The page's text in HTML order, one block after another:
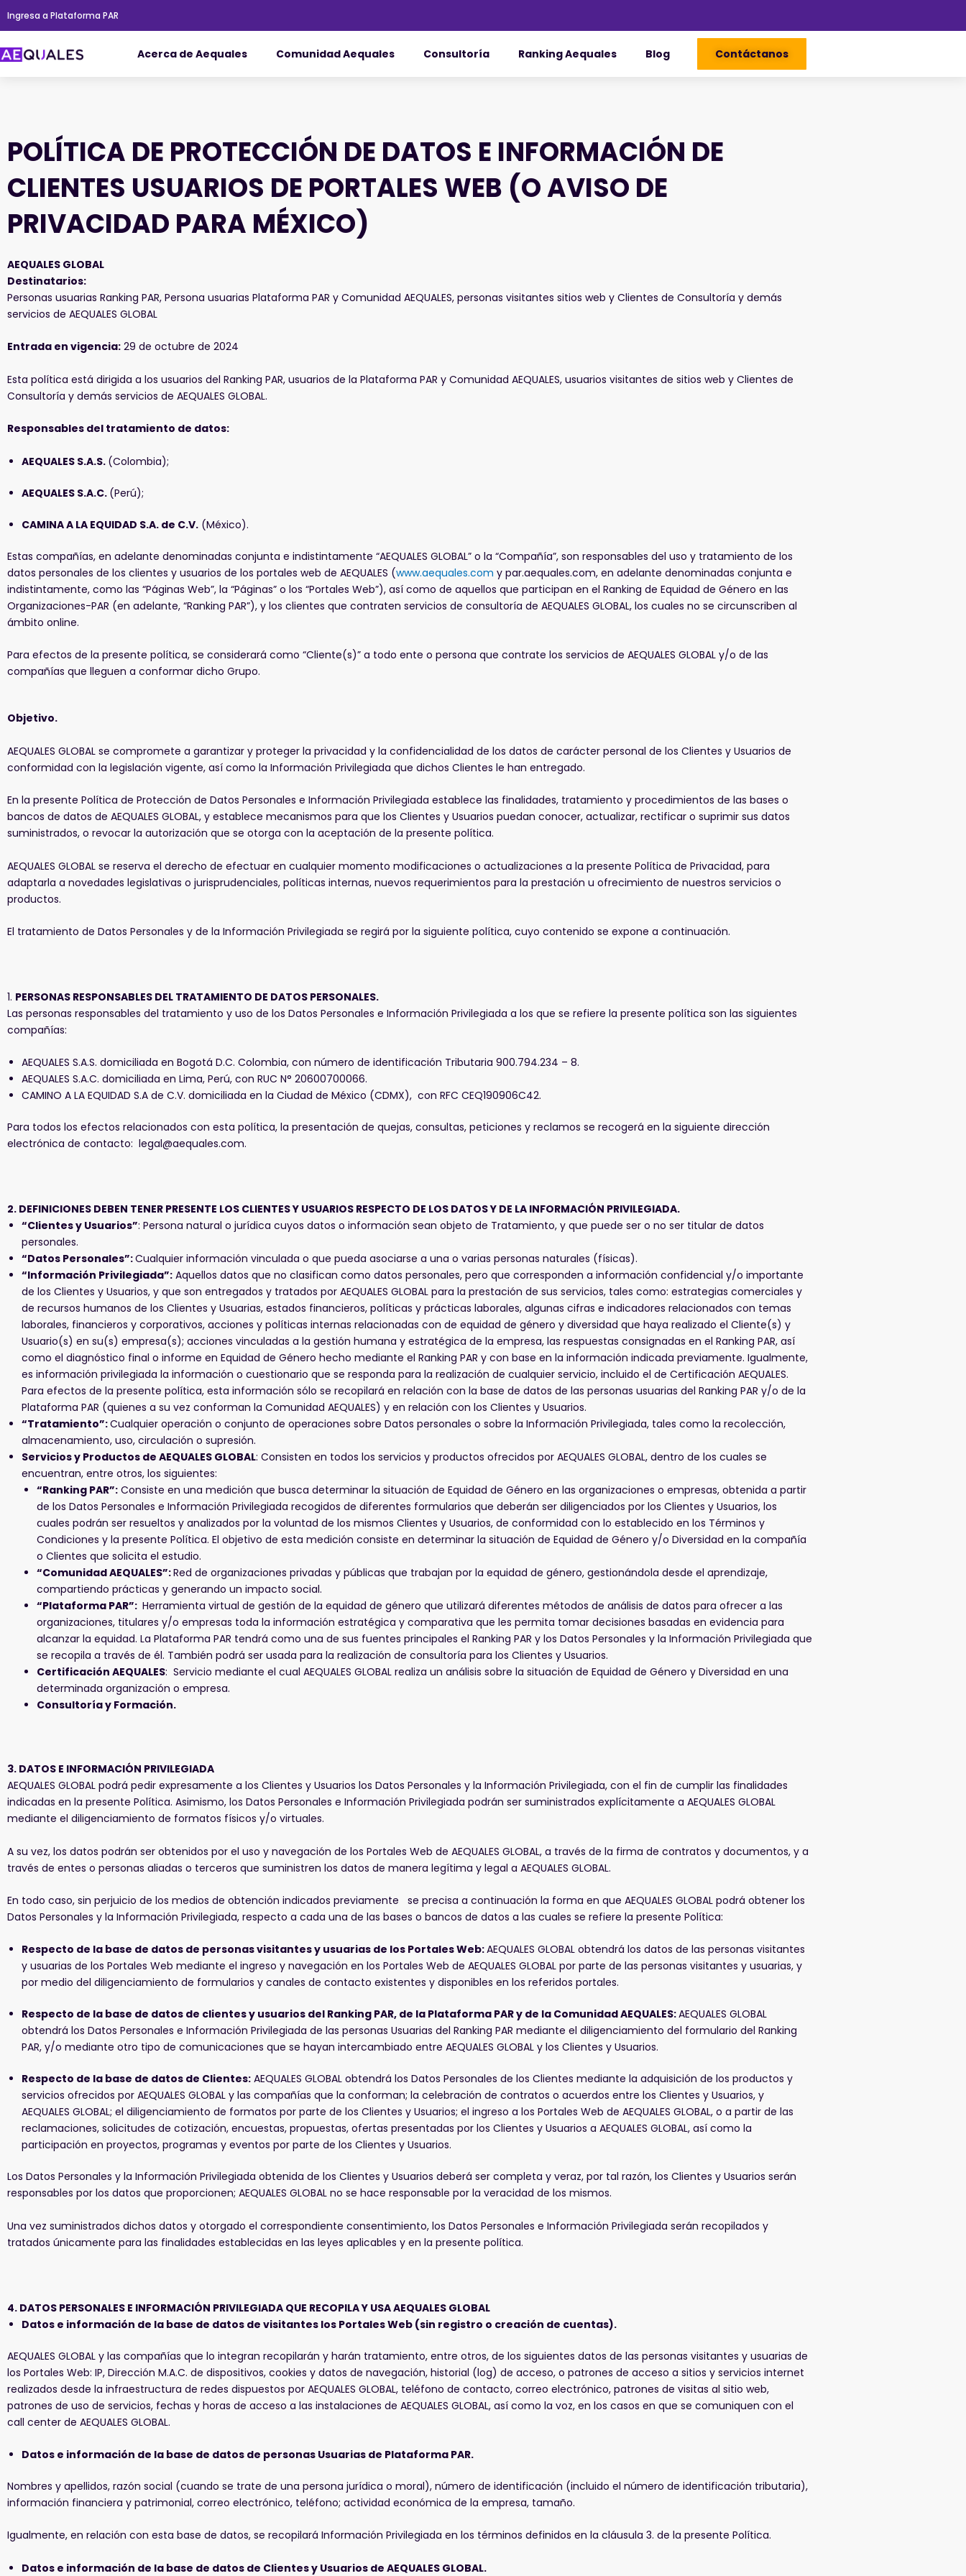
Ingresa a Plataforma PAR
Acerca de Aequales Comunidad Aequales Consultoría Ranking Aequales Blog Contáctanos
POLÍTICA DE PROTECCIÓN DE DATOS E INFORMACIÓN DE
CLIENTES USUARIOS DE PORTALES WEB (O AVISO DE
PRIVACIDAD PARA MÉXICO)
AEQUALES GLOBAL
Destinatarios:
Personas usuarias Ranking PAR, Persona usuarias Plataforma PAR y Comunidad AEQUALES, personas visitantes sitios web y Clientes de Consultoría y demás
servicios de AEQUALES GLOBAL
Entrada en vigencia: 29 de octubre de 2024
Esta política está dirigida a los usuarios del Ranking PAR, usuarios de la Plataforma PAR y Comunidad AEQUALES, usuarios visitantes de sitios web y Clientes de
Consultoría y demás servicios de AEQUALES GLOBAL.
Responsables del tratamiento de datos:
AEQUALES S.A.S. (Colombia);
AEQUALES S.A.C. (Perú);
CAMINA A LA EQUIDAD S.A. de C.V. (México).
Estas compañías, en adelante denominadas conjunta e indistintamente “AEQUALES GLOBAL” o la “Compañía”, son responsables del uso y tratamiento de los
datos personales de los clientes y usuarios de los portales web de AEQUALES (www.aequales.com y par.aequales.com, en adelante denominadas conjunta e
indistintamente, como las “Páginas Web”, la “Páginas” o los “Portales Web”), así como de aquellos que participan en el Ranking de Equidad de Género en las
Organizaciones-PAR (en adelante, “Ranking PAR”), y los clientes que contraten servicios de consultoría de AEQUALES GLOBAL, los cuales no se circunscriben al
ámbito online.
Para efectos de la presente política, se considerará como “Cliente(s)” a todo ente o persona que contrate los servicios de AEQUALES GLOBAL y/o de las
compañías que lleguen a conformar dicho Grupo.
Objetivo.
AEQUALES GLOBAL se compromete a garantizar y proteger la privacidad y la confidencialidad de los datos de carácter personal de los Clientes y Usuarios de
conformidad con la legislación vigente, así como la Información Privilegiada que dichos Clientes le han entregado.
En la presente Política de Protección de Datos Personales e Información Privilegiada establece las finalidades, tratamiento y procedimientos de las bases o
bancos de datos de AEQUALES GLOBAL, y establece mecanismos para que los Clientes y Usuarios puedan conocer, actualizar, rectificar o suprimir sus datos
suministrados, o revocar la autorización que se otorga con la aceptación de la presente política.
AEQUALES GLOBAL se reserva el derecho de efectuar en cualquier momento modificaciones o actualizaciones a la presente Política de Privacidad, para
adaptarla a novedades legislativas o jurisprudenciales, políticas internas, nuevos requerimientos para la prestación u ofrecimiento de nuestros servicios o
productos.
El tratamiento de Datos Personales y de la Información Privilegiada se regirá por la siguiente política, cuyo contenido se expone a continuación.
1. PERSONAS RESPONSABLES DEL TRATAMIENTO DE DATOS PERSONALES.
Las personas responsables del tratamiento y uso de los Datos Personales e Información Privilegiada a los que se refiere la presente política son las siguientes
compañías:
AEQUALES S.A.S. domiciliada en Bogotá D.C. Colombia, con número de identificación Tributaria 900.794.234 – 8.
AEQUALES S.A.C. domiciliada en Lima, Perú, con RUC N° 20600700066.
CAMINO A LA EQUIDAD S.A de C.V. domiciliada en la Ciudad de México (CDMX), ‬‬con RFC CEQ190906C42. ‬‬‬‬‬
Para todos los efectos relacionados con esta política, la presentación de quejas, consultas, peticiones y reclamos se recogerá en la siguiente dirección
electrónica de contacto: legal@aequales.com.
2. DEFINICIONES DEBEN TENER PRESENTE LOS CLIENTES Y USUARIOS RESPECTO DE LOS DATOS Y DE LA INFORMACIÓN PRIVILEGIADA.
“Clientes y Usuarios”: Persona natural o jurídica cuyos datos o información sean objeto de Tratamiento, y que puede ser o no ser titular de datos
personales.
“Datos Personales”:Cualquier información vinculada o que pueda asociarse a una o varias personas naturales (físicas).
“Información Privilegiada”: Aquellos datos que no clasifican como datos personales, pero que corresponden a información confidencial y/o importante
de los Clientes y Usuarios, y que son entregados y tratados por AEQUALES GLOBAL para la prestación de sus servicios, tales como: estrategias comerciales y
de recursos humanos de los Clientes y Usuarias, estados financieros, políticas y prácticas laborales, algunas cifras e indicadores relacionados con temas
laborales, financieros y corporativos, acciones y políticas internas relacionadas con de equidad de género y diversidad que haya realizado el Cliente(s) y
Usuario(s) en su(s) empresa(s); acciones vinculadas a la gestión humana y estratégica de la empresa, las respuestas consignadas en el Ranking PAR, así
como el diagnóstico final o informe en Equidad de Género hecho mediante el Ranking PAR y con base en la información indicada previamente. Igualmente,
es información privilegiada la información o cuestionario que se responda para la realización de cualquier servicio, incluido el de Certificación AEQUALES.
Para efectos de la presente política, esta información sólo se recopilará en relación con la base de datos de las personas usuarias del Ranking PAR y/o de la
Plataforma PAR (quienes a su vez conforman la Comunidad AEQUALES) y en relación con los Clientes y Usuarios.
“Tratamiento”:Cualquier operación o conjunto de operaciones sobre Datos personales o sobre la Información Privilegiada, tales como la recolección,
almacenamiento, uso, circulación o supresión.
Servicios y Productos de AEQUALES GLOBAL: Consisten en todos los servicios y productos ofrecidos por AEQUALES GLOBAL, dentro de los cuales se
encuentran, entre otros, los siguientes:
“Ranking PAR”: Consiste en una medición que busca determinar la situación de Equidad de Género en las organizaciones o empresas, obtenida a partir
de los Datos Personales e Información Privilegiada recogidos de diferentes formularios que deberán ser diligenciados por los Clientes y Usuarios, los
cuales podrán ser resueltos y analizados por la voluntad de los mismos Clientes y Usuarios, de conformidad con lo establecido en los Términos y
Condiciones y la presente Política. El objetivo de esta medición consiste en determinar la situación de Equidad de Género y/o Diversidad en la compañía
o Clientes que solicita el estudio.
“Comunidad AEQUALES”:Red de organizaciones privadas y públicas que trabajan por la equidad de género, gestionándola desde el aprendizaje,
compartiendo prácticas y generando un impacto social.
“Plataforma PAR”: Herramienta virtual de gestión de la equidad de género que utilizará diferentes métodos de análisis de datos para ofrecer a las
organizaciones, titulares y/o empresas toda la información estratégica y comparativa que les permita tomar decisiones basadas en evidencia para
alcanzar la equidad. La Plataforma PAR tendrá como una de sus fuentes principales el Ranking PAR y los Datos Personales y la Información Privilegiada que
se recopila a través de él. También podrá ser usada para la realización de consultoría para los Clientes y Usuarios.
Certificación AEQUALES: Servicio mediante el cual AEQUALES GLOBAL realiza un análisis sobre la situación de Equidad de Género y Diversidad en una
determinada organización o empresa.
Consultoría y Formación.
3. DATOS E INFORMACIÓN PRIVILEGIADA
AEQUALES GLOBAL podrá pedir expresamente a los Clientes y Usuarios los Datos Personales y la Información Privilegiada, con el fin de cumplir las finalidades
indicadas en la presente Política. Asimismo, los Datos Personales e Información Privilegiada podrán ser suministrados explícitamente a AEQUALES GLOBAL
mediante el diligenciamiento de formatos físicos y/o virtuales.
A su vez, los datos podrán ser obtenidos por el uso y navegación de los Portales Web de AEQUALES GLOBAL, a través de la firma de contratos y documentos, y a
través de entes o personas aliadas o terceros que suministren los datos de manera legítima y legal a AEQUALES GLOBAL.
En todo caso, sin perjuicio de los medios de obtención indicados previamente se precisa a continuación la forma en que AEQUALES GLOBAL podrá obtener los
Datos Personales y la Información Privilegiada, respecto a cada una de las bases o bancos de datos a las cuales se refiere la presente Política:
Respecto de la base de datos de personas visitantes y usuarias de los Portales Web:AEQUALES GLOBAL obtendrá los datos de las personas visitantes
y usuarias de los Portales Web mediante el ingreso y navegación en los Portales Web de AEQUALES GLOBAL por parte de las personas visitantes y usuarias, y
por medio del diligenciamiento de formularios y canales de contacto existentes y disponibles en los referidos portales.
Respecto de la base de datos de clientes y usuarios del Ranking PAR, de la Plataforma PAR y de la Comunidad AEQUALES:AEQUALES GLOBAL
obtendrá los Datos Personales e Información Privilegiada de las personas Usuarias del Ranking PAR mediante el diligenciamiento del formulario del Ranking
PAR, y/o mediante otro tipo de comunicaciones que se hayan intercambiado entre AEQUALES GLOBAL y los Clientes y Usuarios.
Respecto de la base de datos de Clientes: AEQUALES GLOBAL obtendrá los Datos Personales de los Clientes mediante la adquisición de los productos y
servicios ofrecidos por AEQUALES GLOBAL y las compañías que la conforman; la celebración de contratos o acuerdos entre los Clientes y Usuarios, y
AEQUALES GLOBAL; el diligenciamiento de formatos por parte de los Clientes y Usuarios; el ingreso a los Portales Web de AEQUALES GLOBAL, o a partir de las
reclamaciones, solicitudes de cotización, encuestas, propuestas, ofertas presentadas por los Clientes y Usuarios a AEQUALES GLOBAL, así como la
participación en proyectos, programas y eventos por parte de los Clientes y Usuarios.
Los Datos Personales y la Información Privilegiada obtenida de los Clientes y Usuarios deberá ser completa y veraz, por tal razón, los Clientes y Usuarios serán
responsables por los datos que proporcionen; AEQUALES GLOBAL no se hace responsable por la veracidad de los mismos.
Una vez suministrados dichos datos y otorgado el correspondiente consentimiento, los Datos Personales e Información Privilegiada serán recopilados y
tratados únicamente para las finalidades establecidas en las leyes aplicables y en la presente política.
4. DATOS PERSONALES E INFORMACIÓN PRIVILEGIADA QUE RECOPILA Y USA AEQUALES GLOBAL
Datos e información de la base de datos de visitantes los Portales Web (sin registro o creación de cuentas).
AEQUALES GLOBAL y las compañías que lo integran recopilarán y harán tratamiento, entre otros, de los siguientes datos de las personas visitantes y usuarias de
los Portales Web: IP, Dirección M.A.C. de dispositivos, cookies y datos de navegación, historial (log) de acceso, o patrones de acceso a sitios y servicios internet
realizados desde la infraestructura de redes dispuestos por AEQUALES GLOBAL, teléfono de contacto, correo electrónico, patrones de visitas al sitio web,
patrones de uso de servicios, fechas y horas de acceso a las instalaciones de AEQUALES GLOBAL, así como la voz, en los casos en que se comuniquen con el
call center de AEQUALES GLOBAL.
Datos e información de la base de datos de personas Usuarias de Plataforma PAR.
Nombres y apellidos, razón social (cuando se trate de una persona jurídica o moral), número de identificación (incluido el número de identificación tributaria),
información financiera y patrimonial, correo electrónico, teléfono; actividad económica de la empresa, tamaño.
Igualmente, en relación con esta base de datos, se recopilará Información Privilegiada en los términos definidos en la cláusula 3. de la presente Política.
Datos e información de la base de datos de Clientes y Usuarios de AEQUALES GLOBAL.